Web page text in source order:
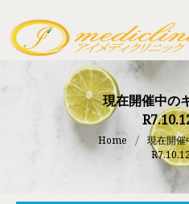
現在開催中の
Home
現在開催